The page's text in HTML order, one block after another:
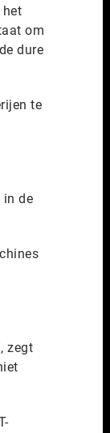
het
om
dure
te
in de
zegt